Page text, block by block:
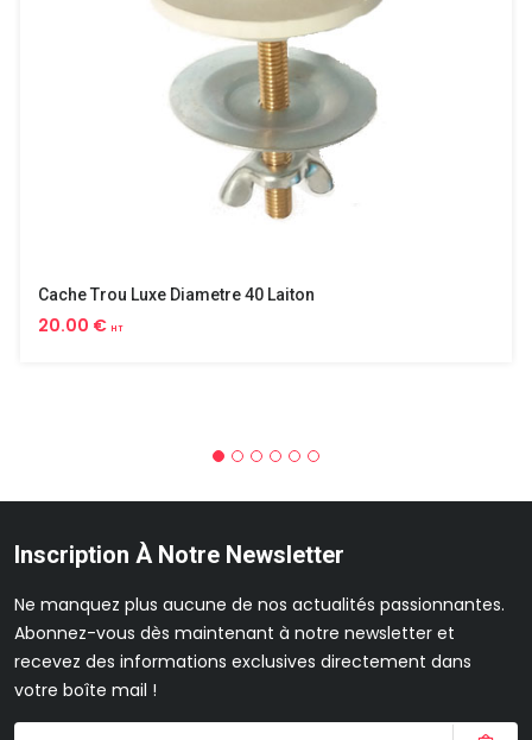
Cache Trou Luxe Diametre 40 Laiton
20.00 € HT
Inscription À Notre Newsletter
Ne manquez plus aucune de nos actualités passionnantes.
Abonnez-vous dès maintenant à notre newsletter et
recevez des informations exclusives directement dans
votre boîte mail !